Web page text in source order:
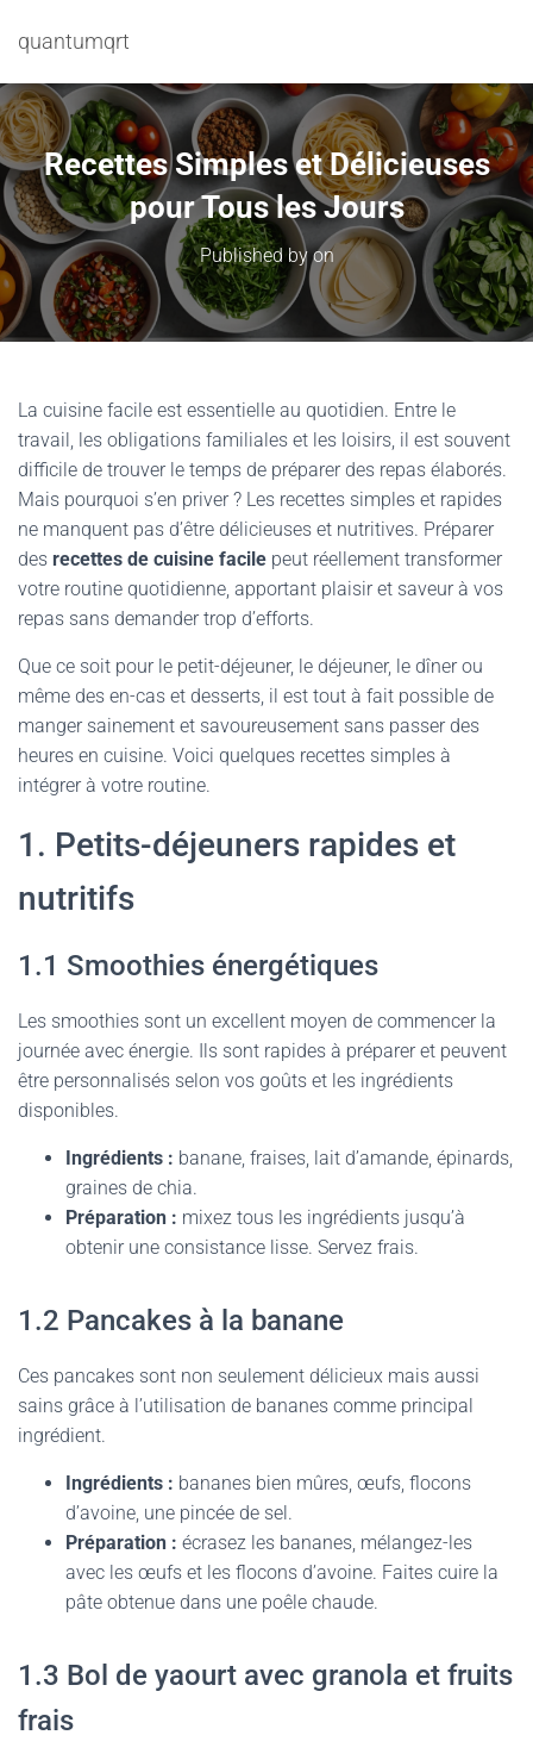
quantumqrt
Recettes Simples et Délicieuses
pour Tous les Jours
Published byon
La cuisine facile est essentielle au quotidien. Entre le
travail, les obligations familiales et les loisirs, il est souvent
difficile de trouver le temps de préparer des repas élaborés.
Mais pourquoi s’en priver ? Les recettes simples et rapides
ne manquent pas d’être délicieuses et nutritives. Préparer
des recettes de cuisine facile peut réellement transformer
votre routine quotidienne, apportant plaisir et saveur à vos
repas sans demander trop d’efforts.
Que ce soit pour le petit-déjeuner, le déjeuner, le dîner ou
même des en-cas et desserts, il est tout à fait possible de
manger sainement et savoureusement sans passer des
heures en cuisine. Voici quelques recettes simples à
intégrer à votre routine.
1. Petits-déjeuners rapides et
nutritifs
1.1 Smoothies énergétiques
Les smoothies sont un excellent moyen de commencer la
journée avec énergie. Ils sont rapides à préparer et peuvent
être personnalisés selon vos goûts et les ingrédients
disponibles.
Ingrédients : banane, fraises, lait d’amande, épinards,
graines de chia.
Préparation : mixez tous les ingrédients jusqu’à
obtenir une consistance lisse. Servez frais.
1.2 Pancakes à la banane
Ces pancakes sont non seulement délicieux mais aussi
sains grâce à l’utilisation de bananes comme principal
ingrédient.
Ingrédients : bananes bien mûres, œufs, flocons
d’avoine, une pincée de sel.
Préparation : écrasez les bananes, mélangez-les
avec les œufs et les flocons d’avoine. Faites cuire la
pâte obtenue dans une poêle chaude.
1.3 Bol de yaourt avec granola et fruits
frais